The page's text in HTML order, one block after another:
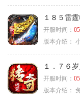
１８５雷
开服时间：
版本介绍：
１．７６
开服时间：
版本介绍：